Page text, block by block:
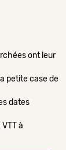
ont leur
petite case de
dates
à